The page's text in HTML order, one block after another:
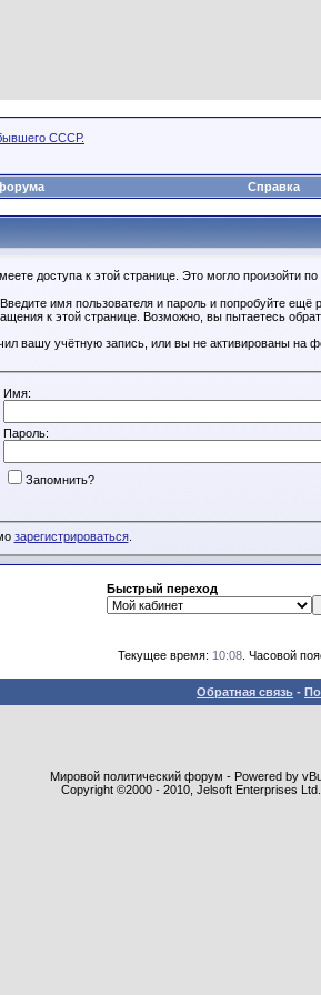
СССР.
Справка
доступа к этой странице. Это могло произойти по
имя пользователя и пароль и попробуйте ещё
к этой странице. Возможно, вы пытаетесь
вашу учётную запись, или вы не активированы на
Имя:
Пароль:
Запомнить?
зарегистрироваться.
Быстрый переход
Текущее время: 10:08 . Часовой
Обратная связь -
Мировой политический форум - Powered by
Copyright ©2000 - 2010, Jelsoft Enterprises